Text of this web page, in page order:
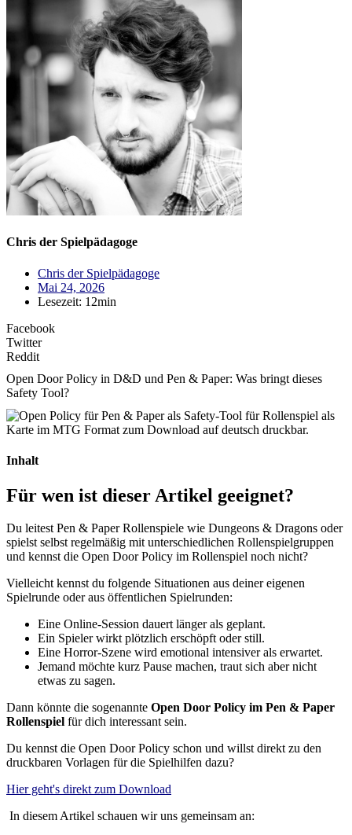
Chris der Spielpädagoge
Chris der Spielpädagoge
Mai 24, 2026
Lesezeit: 12min
Facebook
Twitter
Reddit
Open Door Policy in D&D und Pen & Paper: Was bringt dieses
Safety Tool?
Inhalt
Für wen ist dieser Artikel geeignet?
Du leitest Pen & Paper Rollenspiele wie Dungeons & Dragons oder
spielst selbst regelmäßig mit unterschiedlichen Rollenspielgruppen
und kennst die Open Door Policy im Rollenspiel noch nicht?
Vielleicht kennst du folgende Situationen aus deiner eigenen
Spielrunde oder aus öffentlichen Spielrunden:
Eine Online-Session dauert länger als geplant.
Ein Spieler wirkt plötzlich erschöpft oder still.
Eine Horror-Szene wird emotional intensiver als erwartet.
Jemand möchte kurz Pause machen, traut sich aber nicht
etwas zu sagen.
Dann könnte die sogenannte Open Door Policy im Pen & Paper
Rollenspiel für dich interessant sein.
Du kennst die Open Door Policy schon und willst direkt zu den
druckbaren Vorlagen für die Spielhilfen dazu?
Hier geht's direkt zum Download
In diesem Artikel schauen wir uns gemeinsam an: